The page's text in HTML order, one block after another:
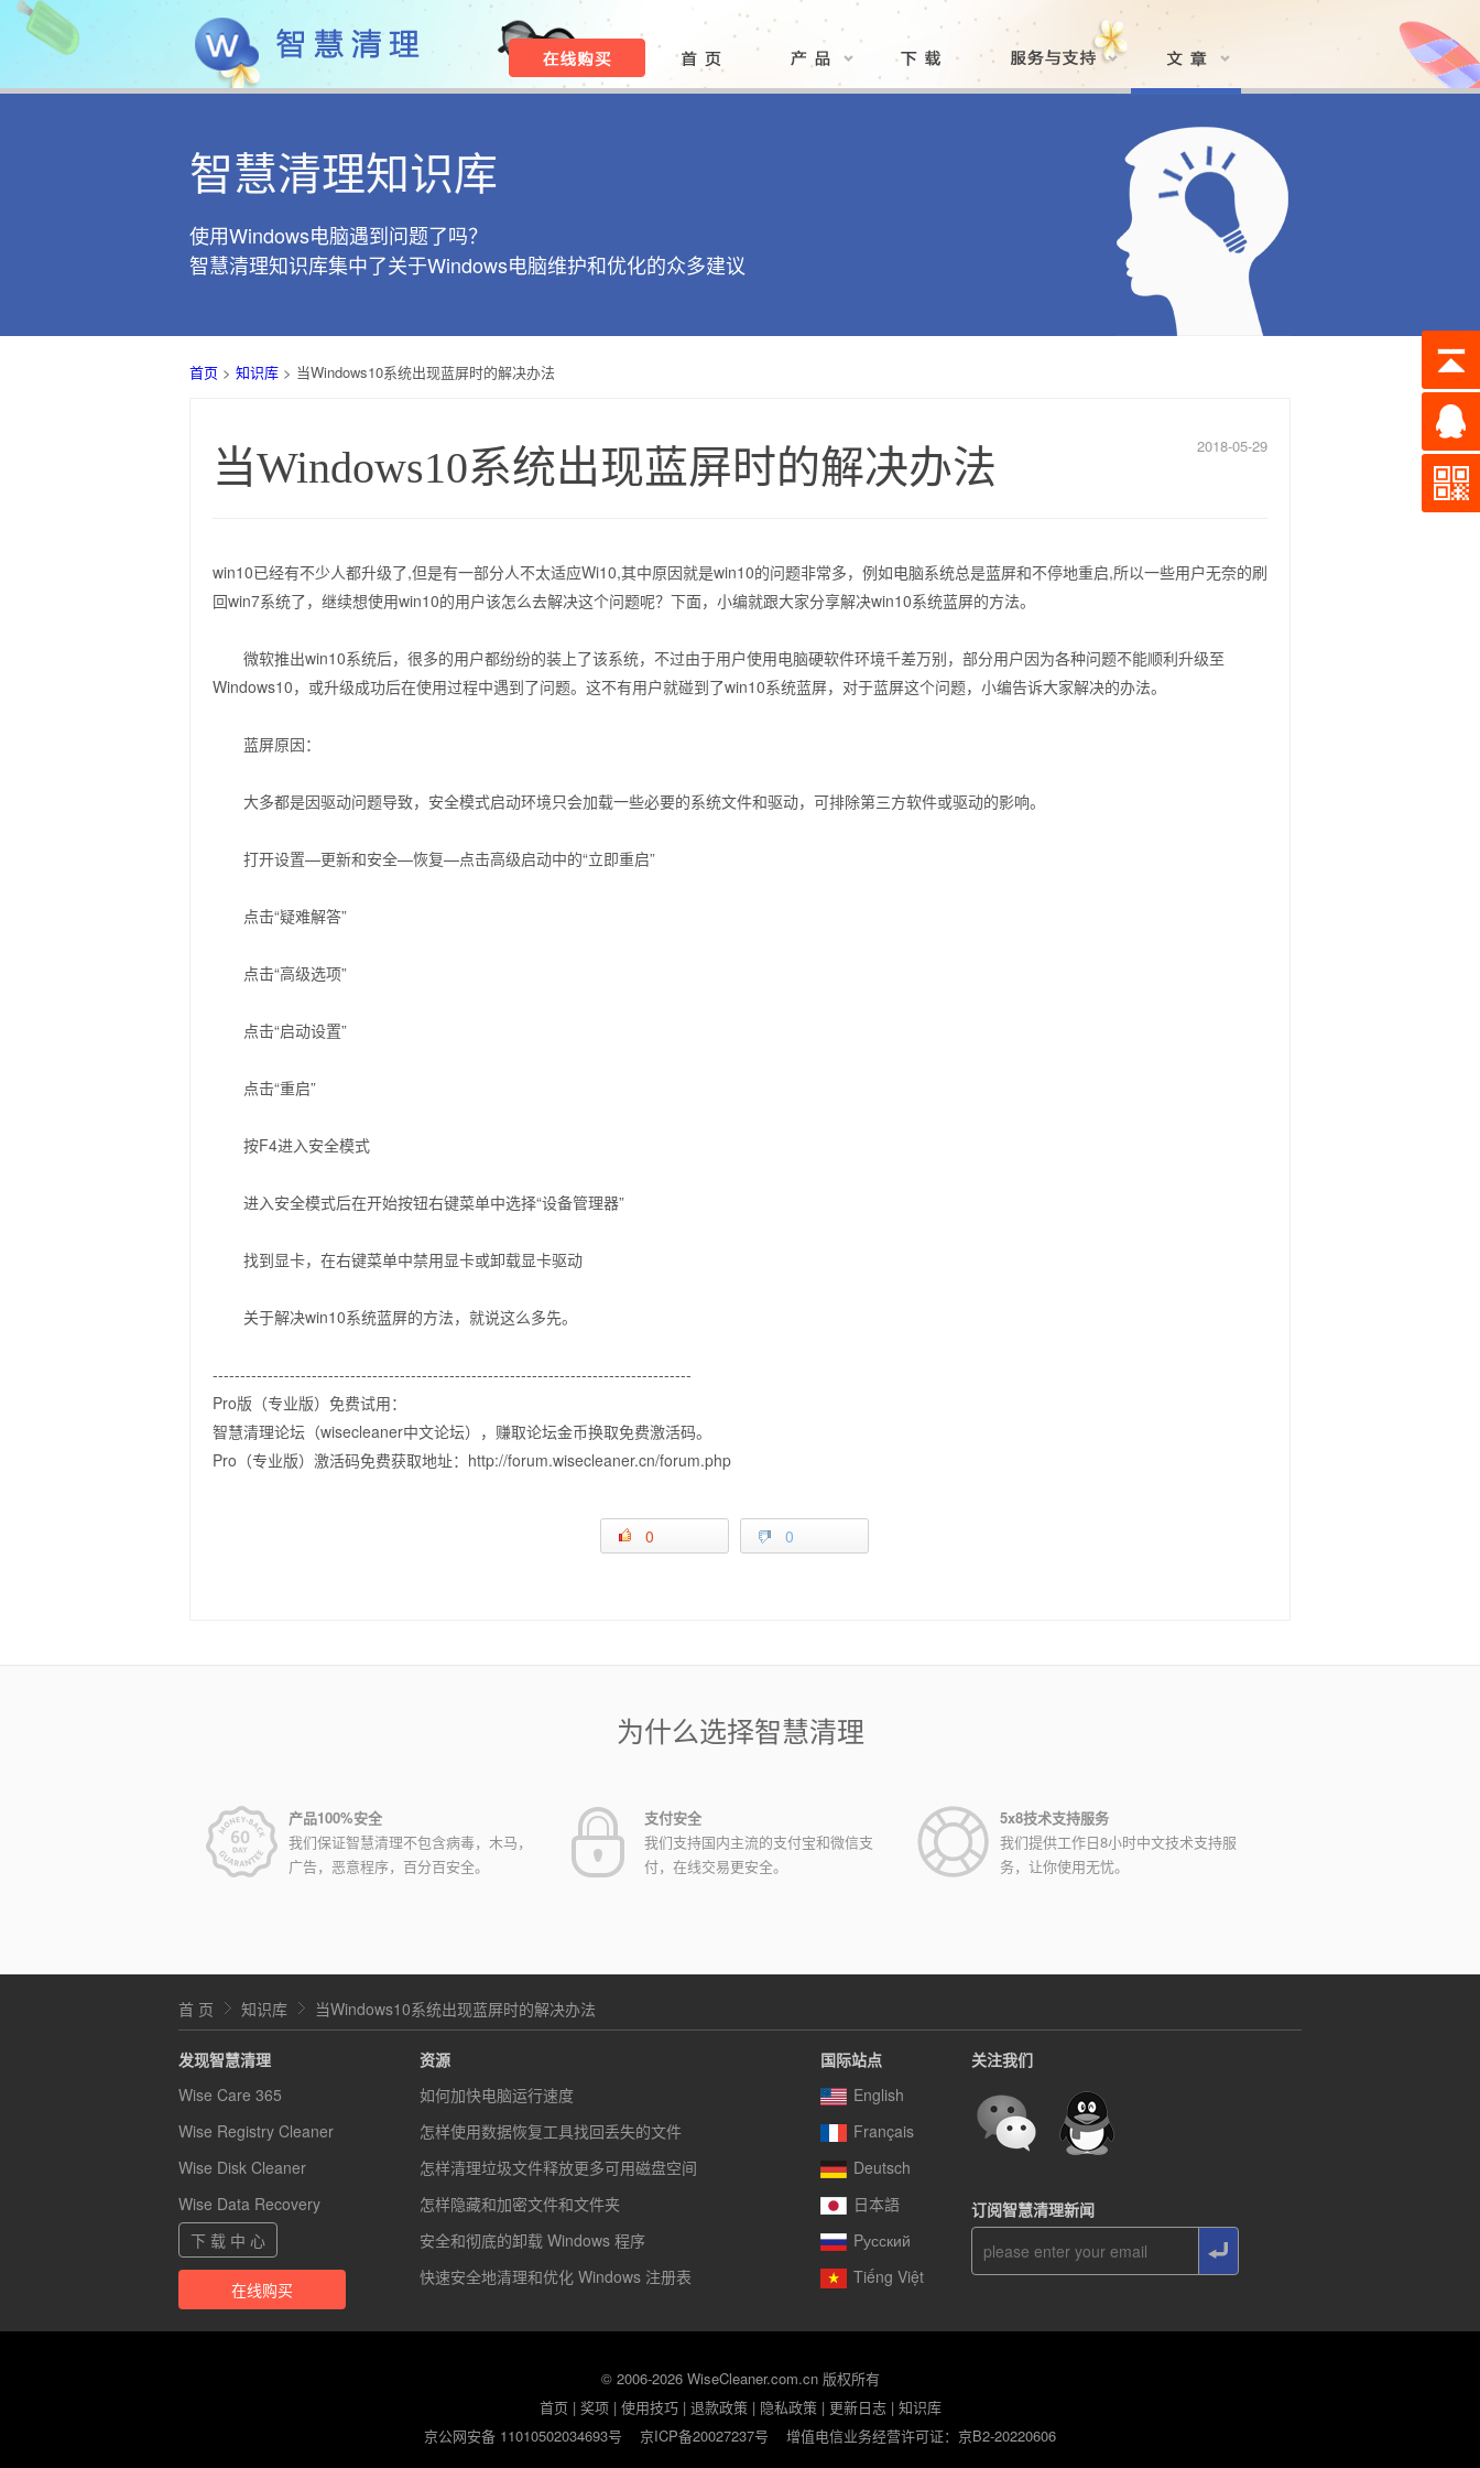
智慧清理知识库
使用Windows电脑遇到问题了吗？
智慧清理知识库集中了关于Windows电脑维护和优化的众多建议
首页 > 知识库 > 当Windows10系统出现蓝屏时的解决办法
2018-05-29
当Windows10系统出现蓝屏时的解决办法
win10已经有不少人都升级了,但是有一部分人不太适应Wi10,其中原因就是win10的问题非常多，例如电脑系统总是蓝屏和不停地重启,所以一些用户无奈的刷
回win7系统了，继续想使用win10的用户该怎么去解决这个问题呢？下面，小编就跟大家分享解决win10系统蓝屏的方法。
微软推出win10系统后，很多的用户都纷纷的装上了该系统，不过由于用户使用电脑硬软件环境千差万别，部分用户因为各种问题不能顺利升级至
Windows10，或升级成功后在使用过程中遇到了问题。这不有用户就碰到了win10系统蓝屏，对于蓝屏这个问题，小编告诉大家解决的办法。
蓝屏原因：
大多都是因驱动问题导致，安全模式启动环境只会加载一些必要的系统文件和驱动，可排除第三方软件或驱动的影响。
打开设置—更新和安全—恢复—点击高级启动中的“立即重启”
点击“疑难解答”
点击“高级选项”
点击“启动设置”
点击“重启”
按F4进入安全模式
进入安全模式后在开始按钮右键菜单中选择“设备管理器”
找到显卡，在右键菜单中禁用显卡或卸载显卡驱动
关于解决win10系统蓝屏的方法，就说这么多先。
---------------------------------------------------------------------------------------
Pro版（专业版）免费试用：
智慧清理论坛（wisecleaner中文论坛），赚取论坛金币换取免费激活码。
Pro（专业版）激活码免费获取地址：http://forum.wisecleaner.cn/forum.php
0 0
为什么选择智慧清理
产品100%安全
我们保证智慧清理不包含病毒，木马，
广告，恶意程序，百分百安全。
支付安全
我们支持国内主流的支付宝和微信支
付，在线交易更安全。
5x8技术支持服务
我们提供工作日8小时中文技术支持服
务，让你使用无忧。
首 页 知识库 当Windows10系统出现蓝屏时的解决办法
发现智慧清理
Wise Care 365
Wise Registry Cleaner
Wise Disk Cleaner
Wise Data Recovery
下 载 中 心
在线购买
资源
如何加快电脑运行速度
怎样使用数据恢复工具找回丢失的文件
怎样清理垃圾文件释放更多可用磁盘空间
怎样隐藏和加密文件和文件夹
安全和彻底的卸载 Windows 程序
快速安全地清理和优化 Windows 注册表
国际站点
English
Français
Deutsch
日本語
Pусский
Tiếng Việt
关注我们
订阅智慧清理新闻
© 2006-2026 WiseCleaner.com.cn 版权所有
首页 | 奖项| 使用技巧| 退款政策| 隐私政策| 更新日志| 知识库
京公网安备 11010502034693号
京ICP备20027237号 增值电信业务经营许可证：京B2-20220606